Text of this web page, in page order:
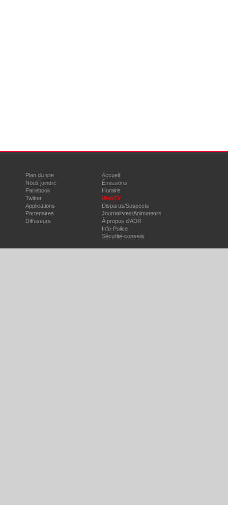
Plan du site
Nous joindre
Facebook
Twitter
Applications
Partenaires
Diffuseurs
Accueil
Émissions
Horaire
WebTV
Disparus/Suspects
Journalistes/Animateurs
À propos d'ADR
Info-Police
Sécurité-conseils